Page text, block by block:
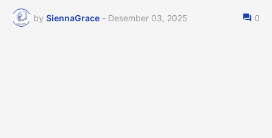
by SiennaGrace - Desember 03, 2025 0